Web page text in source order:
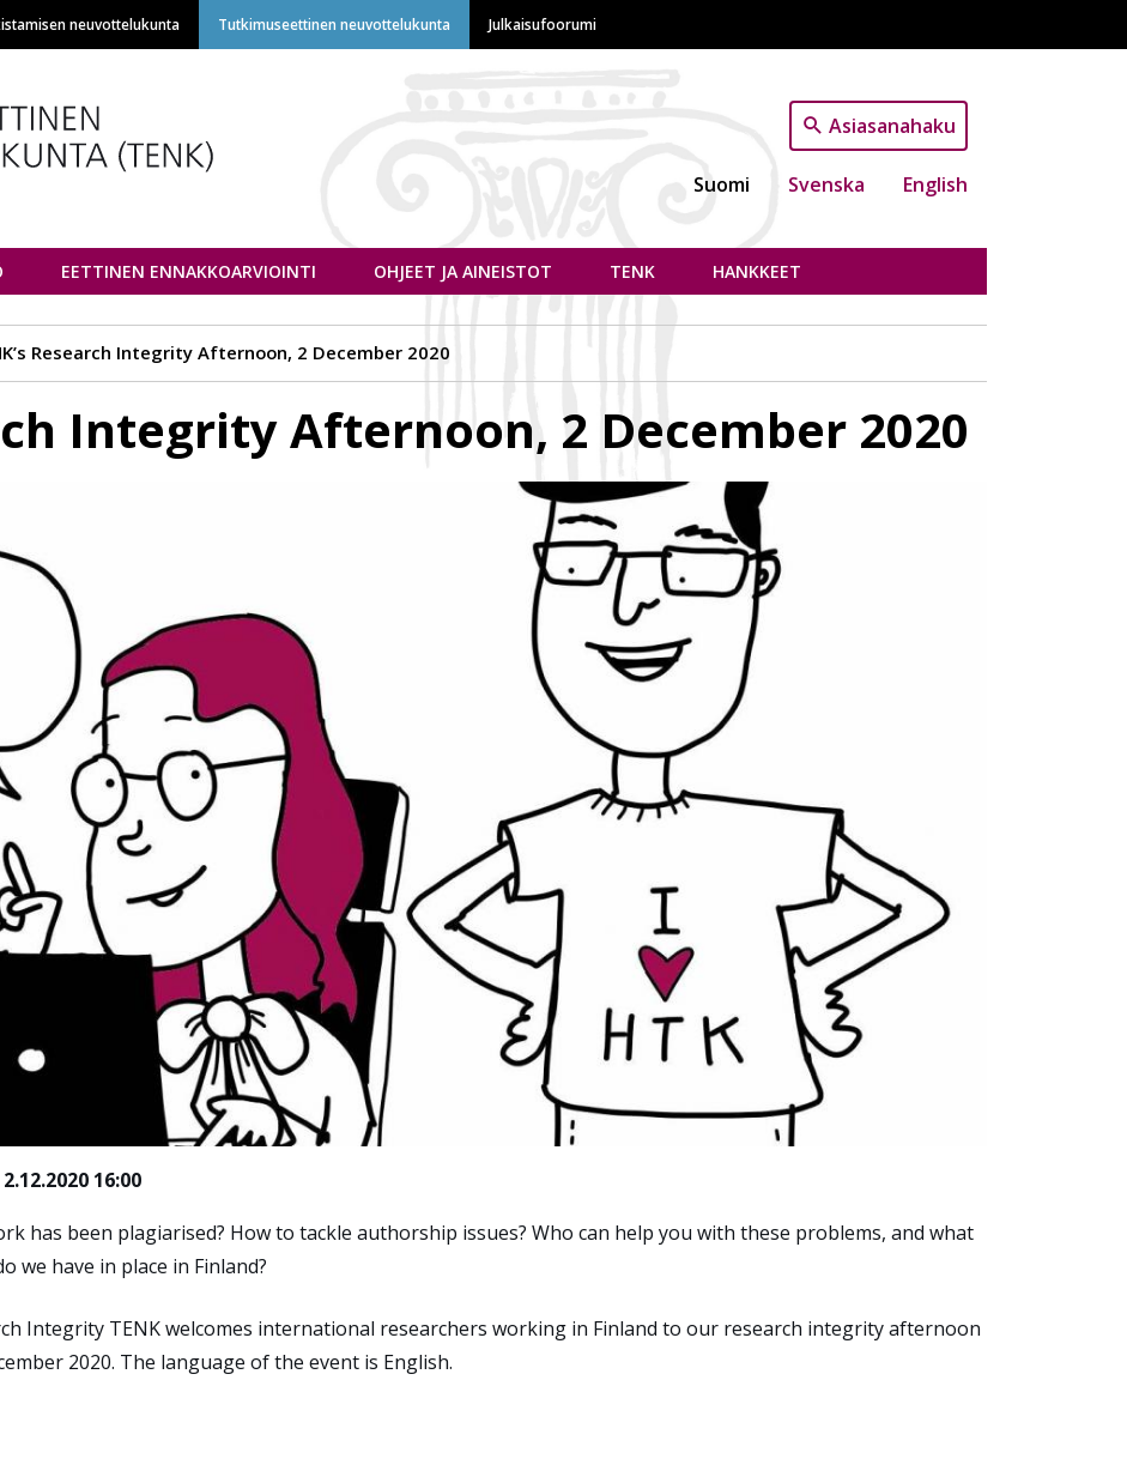
Hyppää
pääsisältöön
neuvottelukunta Tutkimuseettinen neuvottelukunta Julkaisufoorumi
Asiasanahaku
Suomi Svenska English
neuvottelukunta
EETTINEN ENNAKKOARVIOINTI OHJEET JA AINEISTOT TENK HANKKEET
Research Integrity Afternoon, 2 December 2020
Integrity Afternoon, 2 December 2020
2.12.2020 16:00
has been plagiarised? How to tackle authorship issues? Who can help you with these problems, and what
we have in place in Finland?
Integrity TENK welcomes international researchers working in Finland to our research integrity afternoon
2020. The language of the event is English.